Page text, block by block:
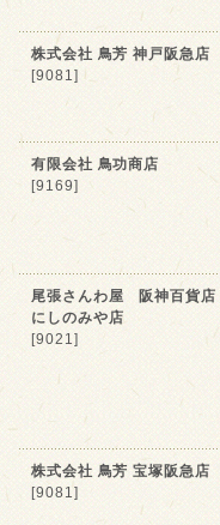
株式会社 鳥芳 神戸阪急店
[9081]
有限会社 鳥功商店
[9169]
尾張さんわ屋 阪神百貨店
にしのみや店
[9021]
株式会社 鳥芳 宝塚阪急店
[9081]